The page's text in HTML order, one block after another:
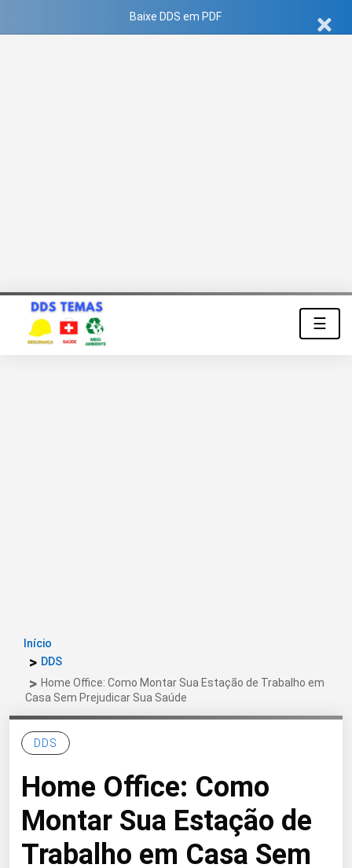
Baixe DDS em PDF
☰
Início
DDS
Home Office: Como Montar Sua Estação de Trabalho em
Casa Sem Prejudicar Sua Saúde
DDS
Home Office: Como
Montar Sua Estação de
Trabalho em Casa Sem